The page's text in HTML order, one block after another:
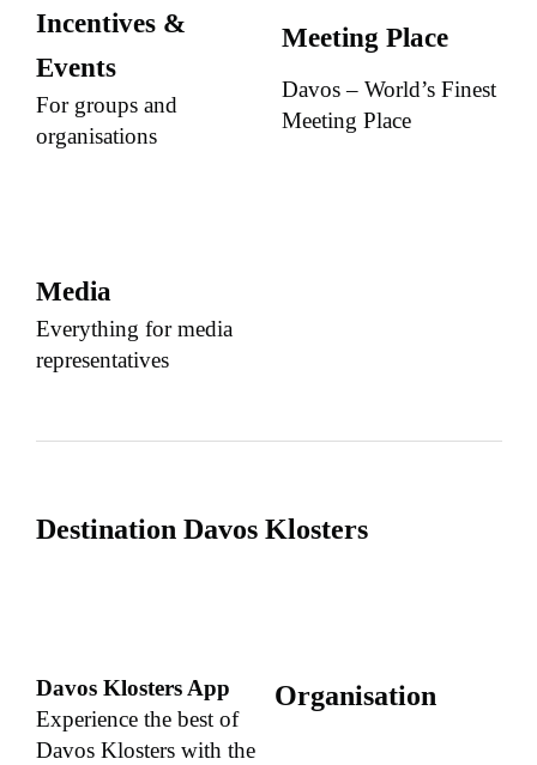
Incentives &
Events
For groups and
organisations
Meeting Place
Davos – World’s Finest
Meeting Place
Media
Everything for media
representatives
Destination Davos Klosters
Davos Klosters App
Experience the best of
Davos Klosters with the
Organisation